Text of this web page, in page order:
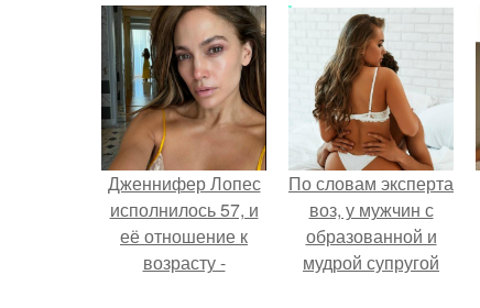
публично
прояснила
ситуацию.
Дженнифер Лопес
исполнилось 57, и
её отношение к
возрасту -
По словам эксперта
воз, у мужчин с
образованной и
мудрой супругой